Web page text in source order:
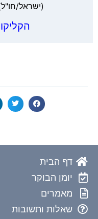
(ישראל/
דף הבית
יומן הבוקר
מאמרים
שאלות ותשובות